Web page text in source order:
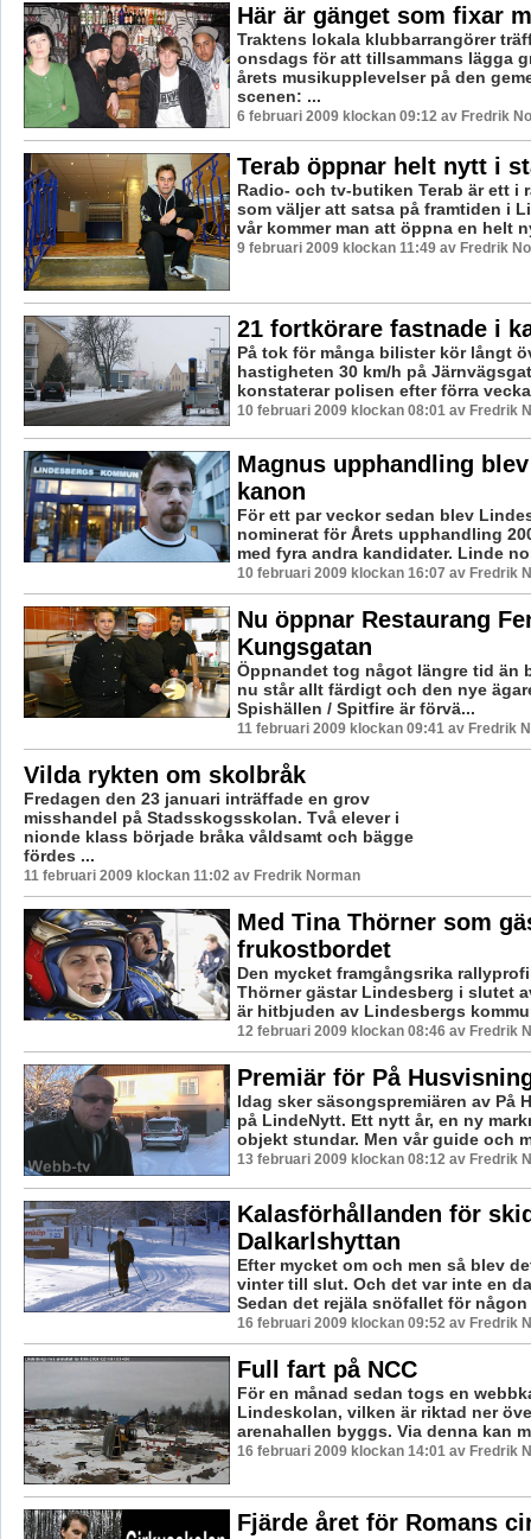
Här är gänget som fixar
Traktens lokala klubbarrangörer
onsdags för att tillsammans lägga
årets musikupplevelser på den
scenen: ...
6 februari 2009 klockan 09:12 av Fredrik
Terab öppnar helt nytt i
Radio- och tv-butiken Terab är ett i
som väljer att satsa på framtiden i
vår kommer man att öppna en helt
9 februari 2009 klockan 11:49 av Fredrik
21 fortkörare fastnade i
På tok för många bilister kör långt
hastigheten 30 km/h på
konstaterar polisen efter förra
10 februari 2009 klockan 08:01 av Fredrik
Magnus upphandling
kanon
För ett par veckor sedan blev
nominerat för Årets upphandling
med fyra andra kandidater. Linde
10 februari 2009 klockan 16:07 av Fredrik
Nu öppnar Restaurang
Kungsgatan
Öppnandet tog något längre tid än
nu står allt färdigt och den nye
Spishällen / Spitfire är förvä...
11 februari 2009 klockan 09:41 av Fredrik
Vilda rykten om skolbråk
Fredagen den 23 januari inträffade en grov
misshandel på Stadsskogsskolan. Två elever i
nionde klass började bråka våldsamt och bägge
fördes ...
11 februari 2009 klockan 11:02 av Fredrik Norman
Med Tina Thörner som
frukostbordet
Den mycket framgångsrika
Thörner gästar Lindesberg i slutet
är hitbjuden av Lindesbergs
12 februari 2009 klockan 08:46 av Fredrik
Premiär för På
Idag sker säsongspremiären av På
på LindeNytt. Ett nytt år, en ny
objekt stundar. Men vår guide och
13 februari 2009 klockan 08:12 av Fredrik
Kalasförhållanden för
Dalkarlshyttan
Efter mycket om och men så blev
vinter till slut. Och det var inte en
Sedan det rejäla snöfallet för någon
16 februari 2009 klockan 09:52 av Fredrik
Full fart på NCC
För en månad sedan togs en
Lindeskolan, vilken är riktad ner
arenahallen byggs. Via denna kan
16 februari 2009 klockan 14:01 av Fredrik
Fjärde året för Romans